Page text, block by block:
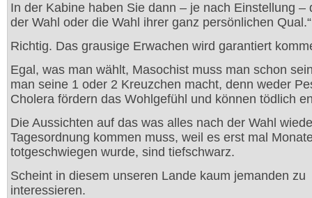
In der Kabine haben Sie dann – je nach Einstellung –
der Wahl oder die Wahl ihrer ganz persönlichen Qual.“
Richtig. Das grausige Erwachen wird garantiert
Egal, was man wählt, Masochist muss man schon
man seine 1 oder 2 Kreuzchen macht, denn weder
Cholera fördern das Wohlgefühl und können tödlich
Die Aussichten auf das was alles nach der Wahl
Tagesordnung kommen muss, weil es erst mal
totgeschwiegen wurde, sind tiefschwarz.
Scheint in diesem unseren Lande kaum jemanden zu
interessieren.